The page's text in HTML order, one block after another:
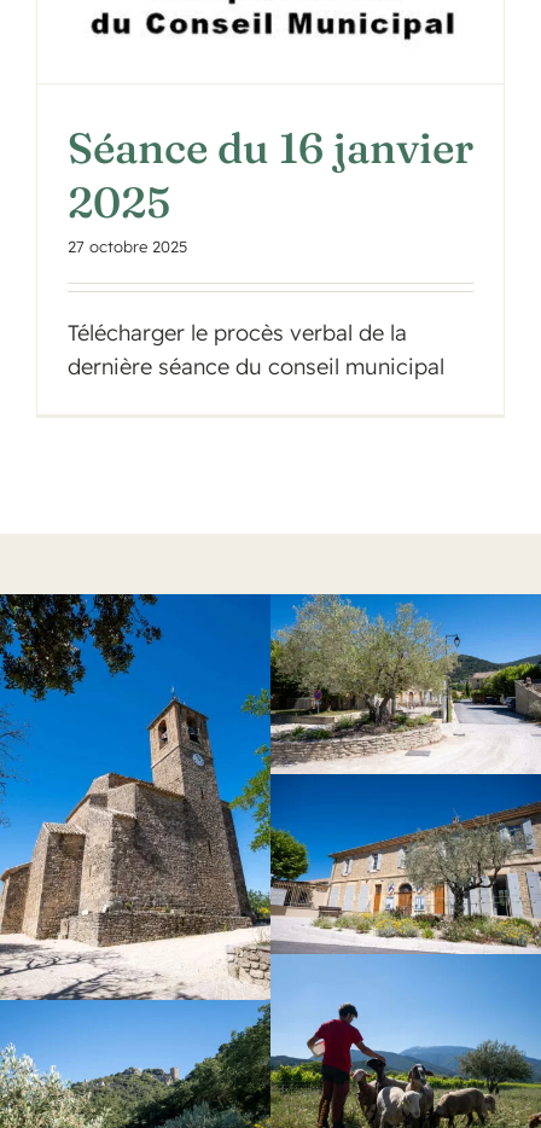
Séance du 16 janvier
2025
27 octobre 2025
Télécharger le procès verbal de la
dernière séance du conseil municipal